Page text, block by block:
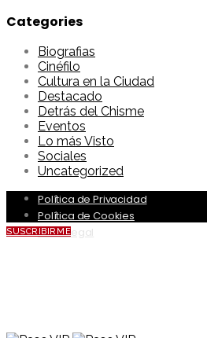
Categories
Biografias
Cinéfilo
Cultura en la Ciudad
Destacado
Detrás del Chisme
Eventos
Lo más Visto
Sociales
Uncategorized
Política de Privacidad
Política de Cookies
Aviso Legal
SUSCRIBIRME